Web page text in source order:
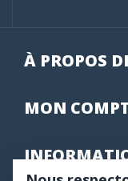
À PROPOS
MON